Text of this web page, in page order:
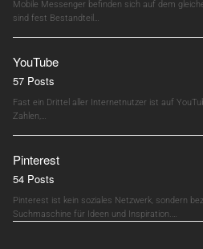
Mobile Messenger befinden sich auf dem
sind fest Bestandteil…
YouTube
57 Posts
Fast ein Drittel aller Internetnutzer ist auf
Zahlen,…
Pinterest
54 Posts
Pinterest ist kein soziales Netzwerk, sondern
Suchmaschine für Ideen und Inspiration.…